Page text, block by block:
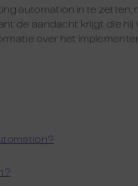
automation in te zetten,
de aandacht krijgt die hij
over het